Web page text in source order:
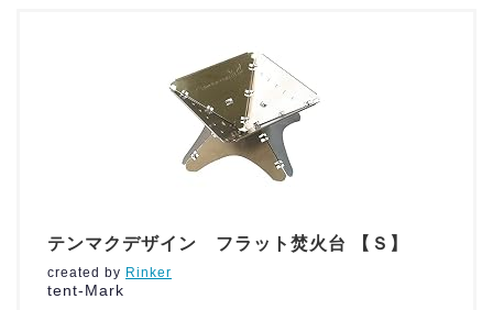
テンマクデザイン フラット焚火台 【Ｓ】
created by Rinker
tent-Mark